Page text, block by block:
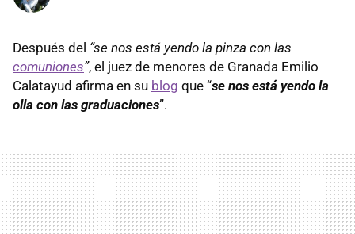
Después del “se nos está yendo la pinza con las
comuniones”, el juez de menores de Granada Emilio
Calatayud afirma en su blog que “se nos está yendo la
olla con las graduaciones”.